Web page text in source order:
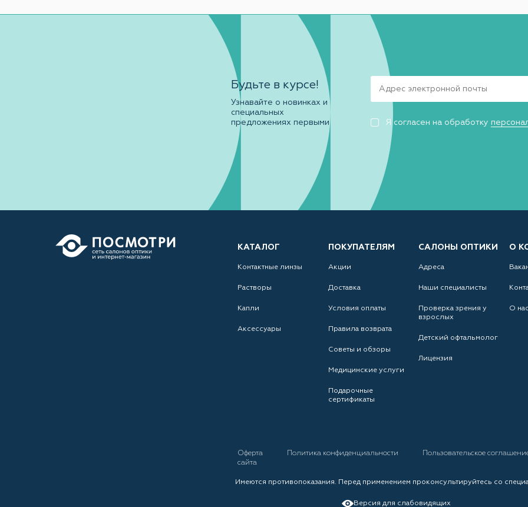
Будьте в курсе!
Узнавайте о новинках и
специальных
предложениях первыми
Я согласен на обработку
КАТАЛОГ
Контактные линзы
Растворы
Капли
Аксессуары
ПОКУПАТЕЛЯМ
Акции
Доставка
Условия оплаты
Правила возврата
Советы и обзоры
Медицинские услуги
Подарочные
сертификаты
САЛОНЫ ОПТИКИ
Адреса
Наши специалисты
Проверка зрения у
взрослых
Детский офтальмолог
Лицензия
О
О нас
Оферта Политика конфиденциальности Пользовательское
сайта
Имеются противопоказания. Перед применением проконсультируйтесь со
Версия для слабовидящих